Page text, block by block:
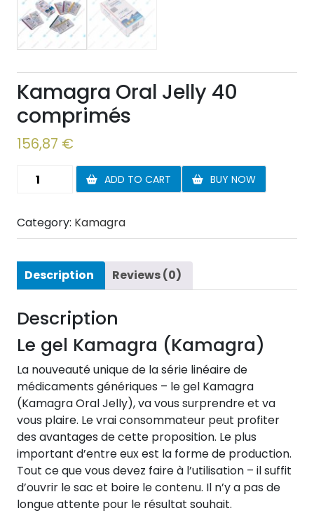
Kamagra Oral Jelly 40
comprimés
156,87 €
Kamagra
40
comprimés
ADD TO CART BUY NOW
Category: Kamagra
Description Reviews (0)
Description
Le gel Kamagra (Kamagra)
La nouveauté unique de la série linéaire de
médicaments génériques – le gel Kamagra
(Kamagra Oral Jelly), va vous surprendre et va
vous plaire. Le vrai consommateur peut profiter
des avantages de cette proposition. Le plus
important d’entre eux est la forme de production.
Tout ce que vous devez faire à l’utilisation – il suffit
d’ouvrir le sac et boire le contenu. Il n’y a pas de
longue attente pour le résultat souhait.